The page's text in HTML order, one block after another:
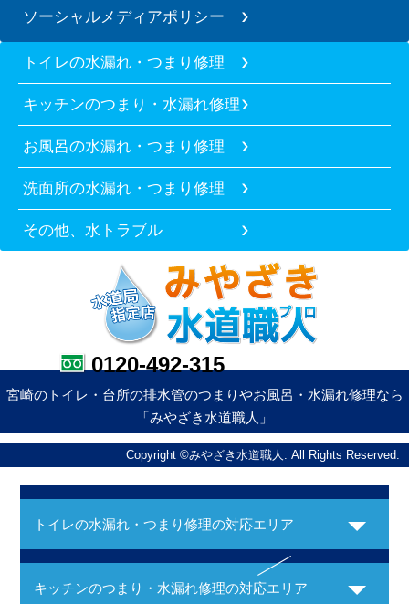
ソーシャルメディアポリシー
トイレの水漏れ・つまり修理
キッチンのつまり・水漏れ修理
お風呂の水漏れ・つまり修理
洗面所の水漏れ・つまり修理
その他、水トラブル
0120-492-315
宮崎のトイレ・台所の排水管のつまりやお風呂・水漏れ修理なら
「みやざき水道職人」
Copyright ©みやざき水道職人. All Rights Reserved.
トイレの水漏れ・つまり修理の対応エリア
キッチンのつまり・水漏れ修理の対応エリア